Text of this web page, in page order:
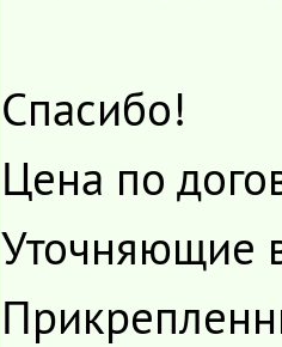
Спасибо!
Цена по
Уточняющие